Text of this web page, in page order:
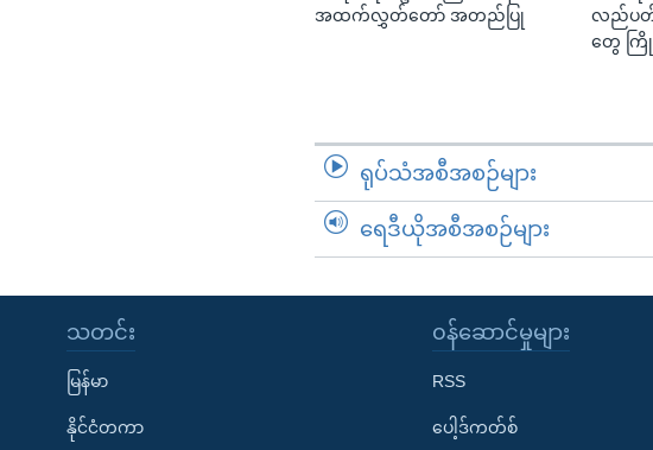
အထက်လွှတ်တော် အတည်ပြု
လည်ပတ်
တွေ ကြို
ရုပ်သံအစီအစဉ်များ
ရေဒီယိုအစီအစဉ်များ
သတင်း
မြန်မာ
နိုင်ငံတကာ
၀န်ဆောင်မှုများ
RSS
ပေါ့ဒ်ကတ်စ်